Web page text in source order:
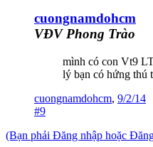
cuongnamdohcm
VĐV Phong Trào
mình có con Vt9
lý bạn có hứng thú
cuongnamdohcm, 9/2/14
#9
(Bạn phải Đăng nhập hoặc